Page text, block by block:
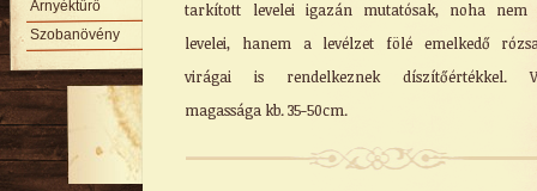
tarkított levelei igazán mutatósak, noha nem
levelei, hanem a levélzet fölé emelkedő
virágai is rendelkeznek díszítőértékkel.
magassága kb. 35-50cm.
Árnyéktűrő
Szobanövény